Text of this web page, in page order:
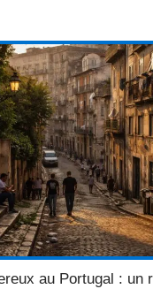
au Portugal : un